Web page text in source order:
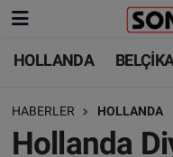
HOLLANDA
HABERLER HOLLANDA
Hollanda
HOLLANDA
BELÇİKA
HOLLANDA
BELÇİKA
Nöbetçi
Hava Durumu